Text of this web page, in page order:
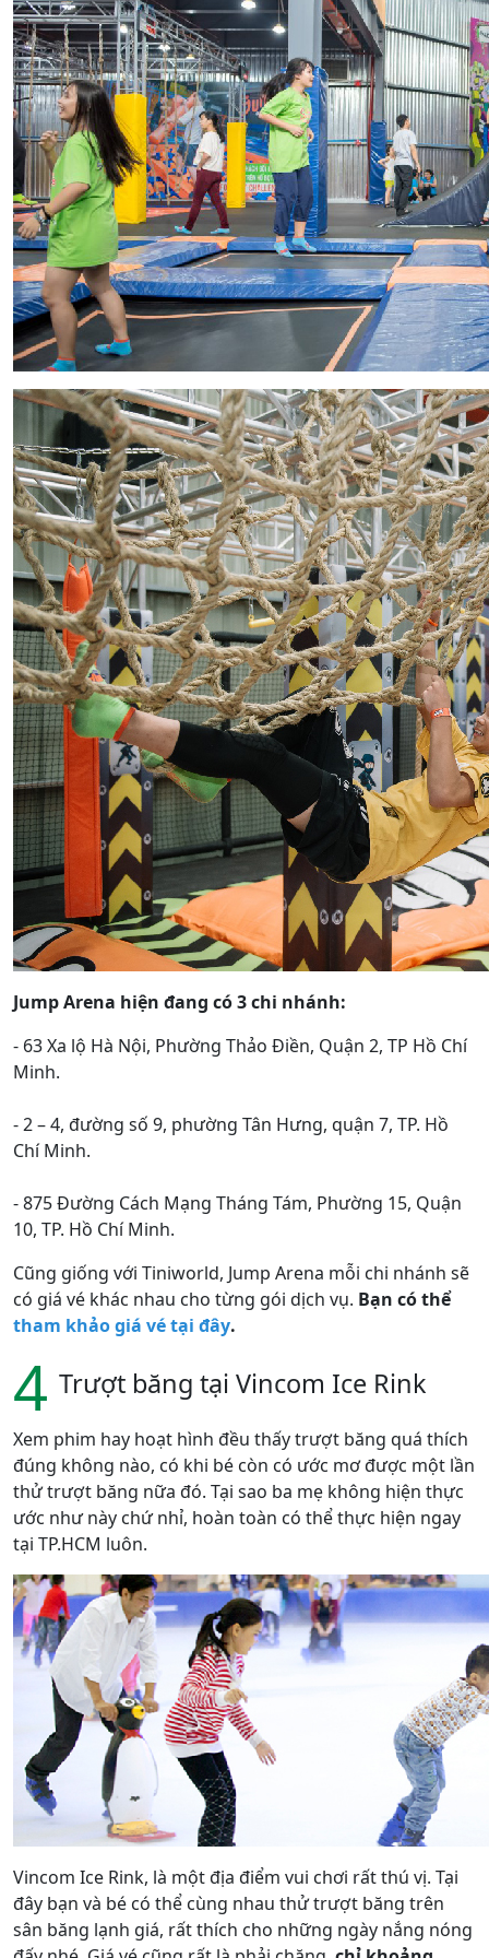
Jump Arena hiện đang có 3 chi nhánh:
- 63 Xa lộ Hà Nội, Phường Thảo Điền, Quận 2, TP Hồ Chí
Minh.
- 2 – 4, đường số 9, phường Tân Hưng, quận 7, TP. Hồ
Chí Minh.
- 875 Đường Cách Mạng Tháng Tám, Phường 15, Quận
10, TP. Hồ Chí Minh.
Cũng giống với Tiniworld, Jump Arena mỗi chi nhánh sẽ
có giá vé khác nhau cho từng gói dịch vụ. Bạn có thể
tham khảo giá vé tại đây.
4 Trượt băng tại Vincom Ice Rink
Xem phim hay hoạt hình đều thấy trượt băng quá thích
đúng không nào, có khi bé còn có ước mơ được một lần
thử trượt băng nữa đó. Tại sao ba mẹ không hiện thực
ước như này chứ nhỉ, hoàn toàn có thể thực hiện ngay
tại TP.HCM luôn.
Vincom Ice Rink, là một địa điểm vui chơi rất thú vị. Tại
đây bạn và bé có thể cùng nhau thử trượt băng trên
sân băng lạnh giá, rất thích cho những ngày nắng nóng